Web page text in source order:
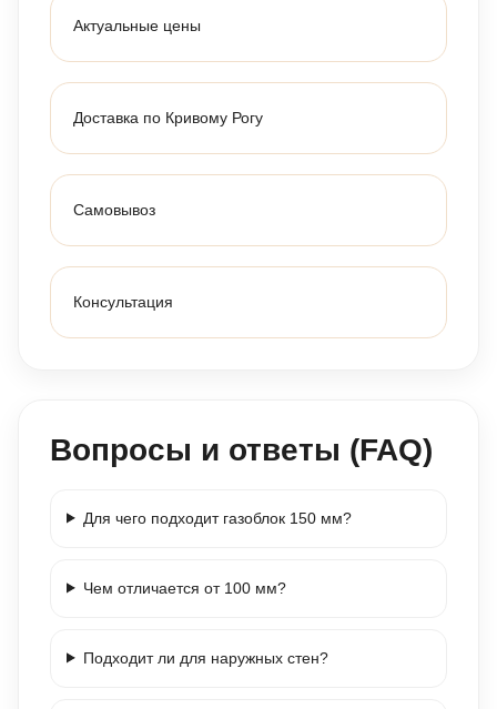
Актуальные цены
Доставка по Кривому Рогу
Самовывоз
Консультация
Вопросы и ответы (FAQ)
Для чего подходит газоблок 150 мм?
Чем отличается от 100 мм?
Подходит ли для наружных стен?